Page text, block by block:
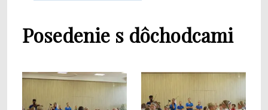
Posedenie s dôchodcami